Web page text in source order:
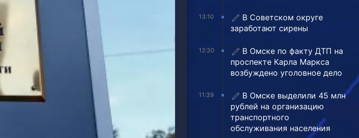
13:10
В Советском округе
заработают сирены
12:30
В Омске по факту ДТП на
проспекте Карла Маркса
возбуждено уголовное дело
11:39
В Омске выделили 45 млн
рублей на организацию
транспортного
обслуживания населения